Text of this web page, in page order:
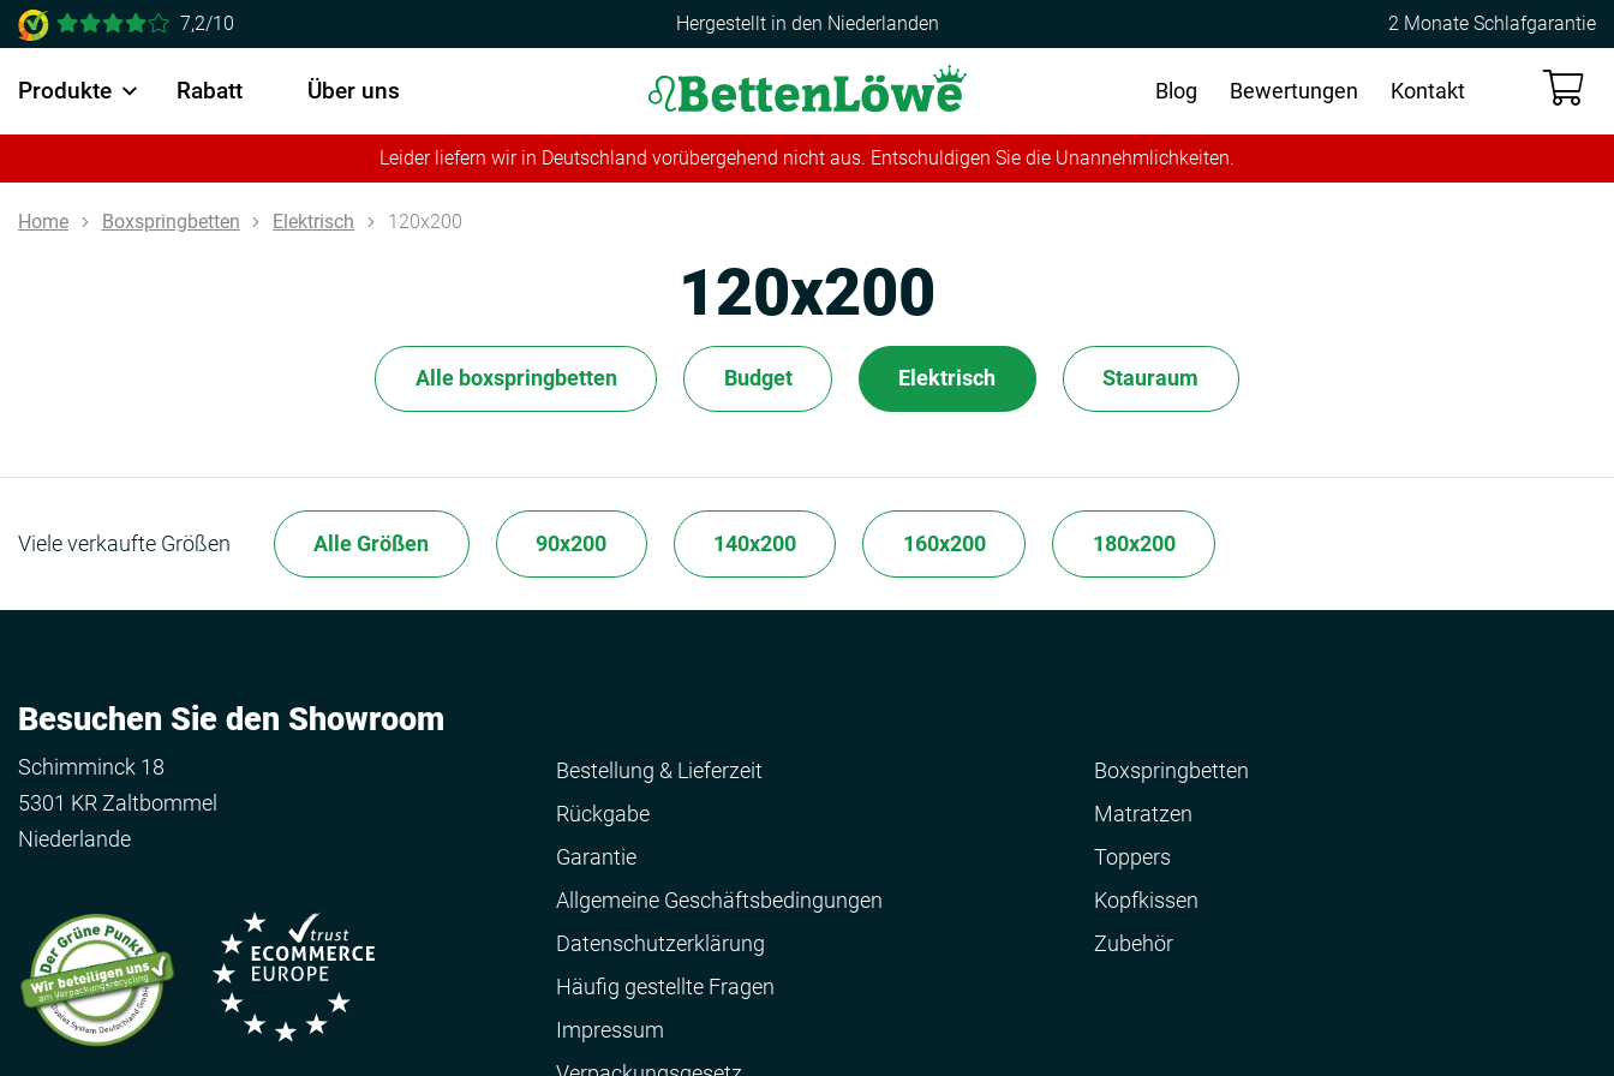
7,2/10 Hergestellt in den Niederlanden 2 Monate Schlafgarantie
Produkte Rabatt Über uns Kontakt
Bewertungen
Blog
Leider liefern wir in Deutschland vorübergehend nicht aus. Entschuldigen Sie die Unannehmlichkeiten.
Home Boxspringbetten Elektrisch 120x200
120x200
Alle boxspringbetten Budget Elektrisch Stauraum
Viele verkaufte Größen Alle Größen 90x200 140x200 160x200 180x200
Besuchen Sie den Showroom
Schimminck 18
5301 KR Zaltbommel
Niederlande
Bestellung & Lieferzeit
Rückgabe
Garantie
Allgemeine Geschäftsbedingungen
Datenschutzerklärung
Häufig gestellte Fragen
Impressum
Boxspringbetten
Matratzen
Toppers
Kopfkissen
Zubehör